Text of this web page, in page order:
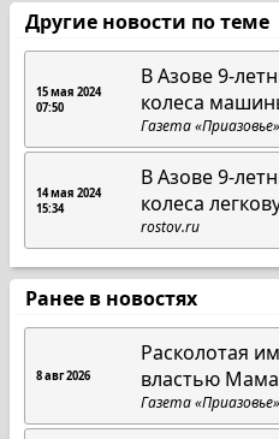
Другие новости по теме
15 мая 2024
07:50
В Азове 9-
колеса
Газета «Приазовье»
14 мая 2024
15:34
В Азове 9-
колеса
rostov.ru
Ранее в новостях
8 авг 2026
Расколотая
властью
Газета «Приазовье»